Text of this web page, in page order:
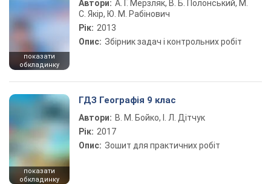
показати
обкладинку
Автори: А. Г. Мерзляк, В. Б. Полонський, М.
С. Якір, Ю. М. Рабінович
Рік: 2013
Опис: Збірник задач і контрольних робіт
показати
обкладинку
ГДЗ Географія 9 клас
Автори: В. М. Бойко, І. Л. Дітчук
Рік: 2017
Опис: Зошит для практичних робіт